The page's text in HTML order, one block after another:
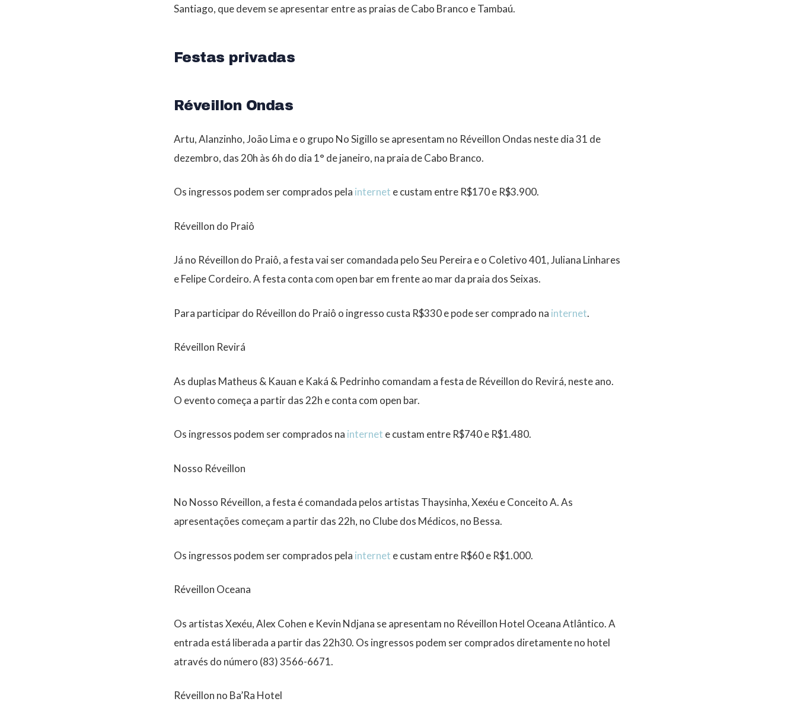
Santiago, que devem se apresentar entre as praias de Cabo Branco e Tambaú.
Festas privadas
Réveillon Ondas
Artu, Alanzinho, João Lima e o grupo No Sigillo se apresentam no Réveillon Ondas neste dia 31 de
dezembro, das 20h às 6h do dia 1° de janeiro, na praia de Cabo Branco.
Os ingressos podem ser comprados pela internet e custam entre R$170 e R$3.900.
Réveillon do Praiô
Já no Réveillon do Praiô, a festa vai ser comandada pelo Seu Pereira e o Coletivo 401, Juliana Linhares
e Felipe Cordeiro. A festa conta com open bar em frente ao mar da praia dos Seixas.
Para participar do Réveillon do Praiô o ingresso custa R$330 e pode ser comprado na internet.
Réveillon Revirá
As duplas Matheus & Kauan e Kaká & Pedrinho comandam a festa de Réveillon do Revirá, neste ano.
O evento começa a partir das 22h e conta com open bar.
Os ingressos podem ser comprados na internet e custam entre R$740 e R$1.480.
Nosso Réveillon
No Nosso Réveillon, a festa é comandada pelos artistas Thaysinha, Xexéu e Conceito A. As
apresentações começam a partir das 22h, no Clube dos Médicos, no Bessa.
Os ingressos podem ser comprados pela internet e custam entre R$60 e R$1.000.
Réveillon Oceana
Os artistas Xexéu, Alex Cohen e Kevin Ndjana se apresentam no Réveillon Hotel Oceana Atlântico. A
entrada está liberada a partir das 22h30. Os ingressos podem ser comprados diretamente no hotel
através do número (83) 3566-6671.
Réveillon no Ba’Ra Hotel